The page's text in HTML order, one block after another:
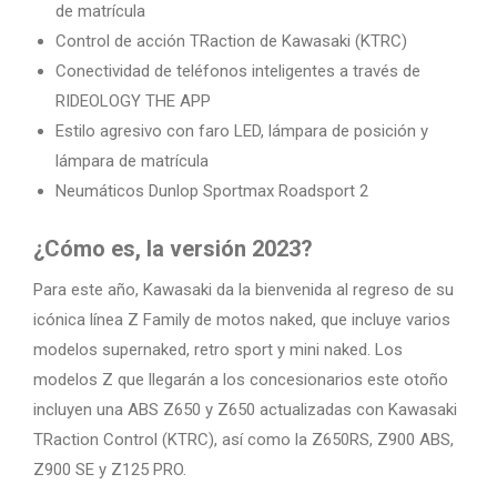
de matrícula
Control de acción TRaction de Kawasaki (KTRC)
Conectividad de teléfonos inteligentes a través de
RIDEOLOGY THE APP
Estilo agresivo con faro LED, lámpara de posición y
lámpara de matrícula
Neumáticos Dunlop Sportmax Roadsport 2
¿Cómo es, la versión 2023?
Para este año, Kawasaki da la bienvenida al regreso de su
icónica línea Z Family de motos naked, que incluye varios
modelos supernaked, retro sport y mini naked. Los
modelos Z que llegarán a los concesionarios este otoño
incluyen una ABS Z650 y Z650 actualizadas con Kawasaki
TRaction Control (KTRC), así como la Z650RS, Z900 ABS,
Z900 SE y Z125 PRO.